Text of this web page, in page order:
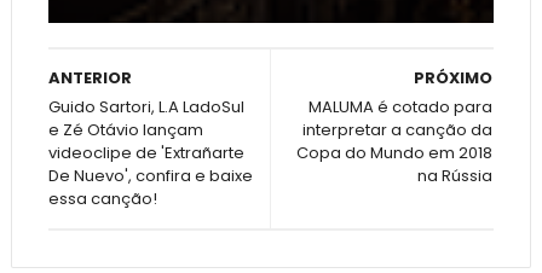
PRÓXIMO
MALUMA é cotado para
interpretar a canção da
Copa do Mundo em 2018
na Rússia
ANTERIOR
Guido Sartori, L.A LadoSul
e Zé Otávio lançam
videoclipe de 'Extrañarte
De Nuevo', confira e baixe
essa canção!